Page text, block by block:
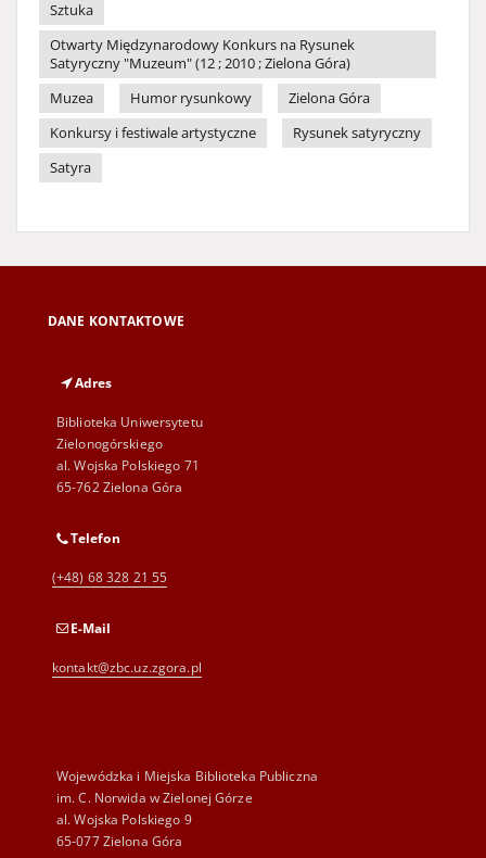
Sztuka
Otwarty Międzynarodowy Konkurs na Rysunek
Satyryczny "Muzeum" (12 ; 2010 ; Zielona Góra)
Muzea
Humor rysunkowy
Zielona Góra
Konkursy i festiwale artystyczne
Rysunek satyryczny
Satyra
DANE KONTAKTOWE
Adres
Biblioteka Uniwersytetu
Zielonogórskiego
al. Wojska Polskiego 71
65-762 Zielona Góra
Telefon
(+48) 68 328 21 55
E-Mail
kontakt@zbc.uz.zgora.pl
Wojewódzka i Miejska Biblioteka Publiczna
im. C. Norwida w Zielonej Górze
al. Wojska Polskiego 9
65-077 Zielona Góra